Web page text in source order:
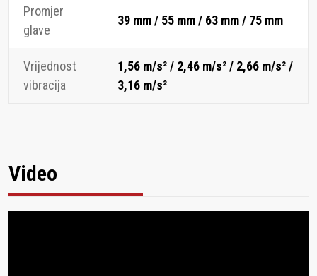
Promjer
glave
39 mm / 55 mm / 63 mm / 75 mm
Vrijednost
vibracija
1,56 m/s² / 2,46 m/s² / 2,66 m/s² /
3,16 m/s²
Video